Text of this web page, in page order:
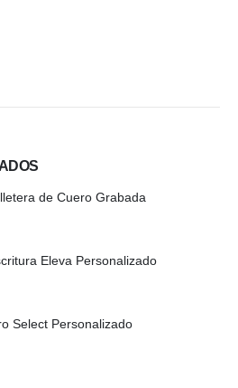
de Cuero Grabada
Eleva Personalizado
Select Personalizado